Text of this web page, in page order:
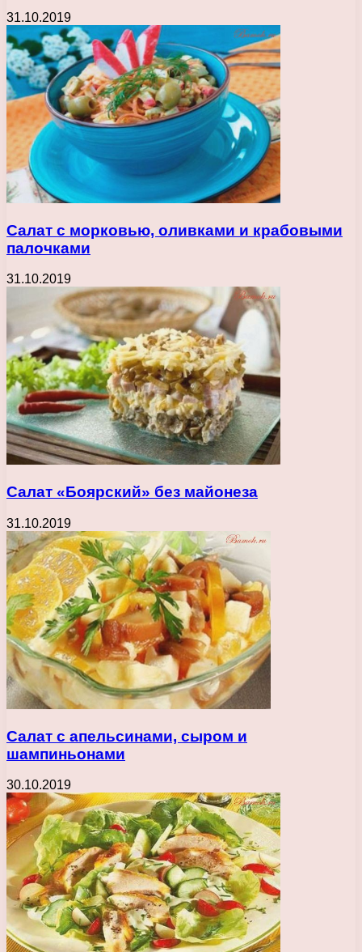
31.10.2019
Салат с морковью, оливками и крабовыми
палочками
31.10.2019
Салат «Боярский» без майонеза
31.10.2019
Салат с апельсинами, сыром и
шампиньонами
30.10.2019